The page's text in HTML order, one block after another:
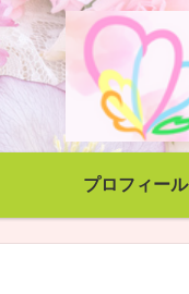
プロフィール